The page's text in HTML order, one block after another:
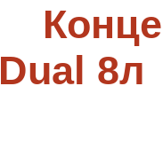
Dual 8л